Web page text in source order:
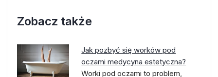
Zobacz także
Jak pozbyć się worków pod
oczami medycyna estetyczna?
Worki pod oczami to problem,